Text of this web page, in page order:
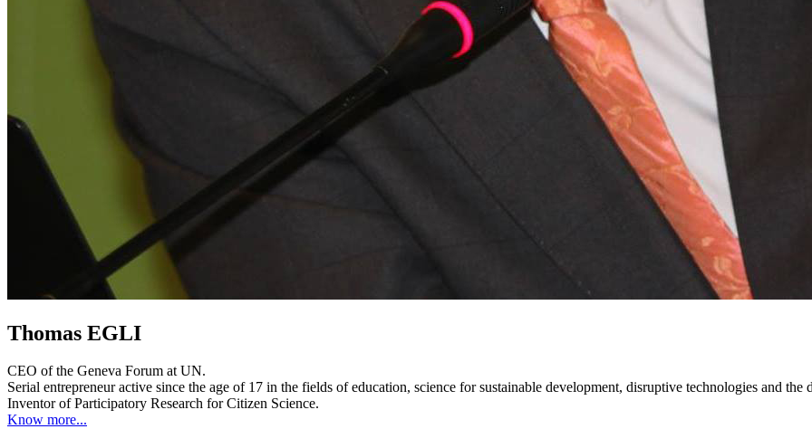
Thomas EGLI
CEO of the Geneva Forum at UN.
Serial entrepreneur active since the age of 17 in the fields of education, science for sustainable development, disruptive technologies and
Inventor of Participatory Research for Citizen Science.
Know more...